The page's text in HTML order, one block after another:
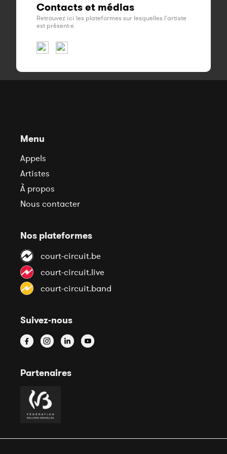
Contacts et médias
Retrouvez ici les plateformes sur lesquelles l'artiste
est présent·e
Menu
Appels
Artistes
À propos
Nous contacter
Nos plateformes
court-circuit.be
court-circuit.live
court-circuit.band
Suivez-nous
Partenaires